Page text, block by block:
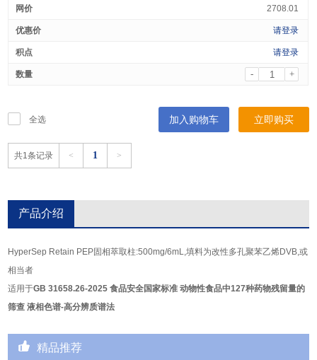
2708.01
请登录
请登录
- +
全选 加入购物车 立即购买
共1条记录 < 1 >
产品介绍
HyperSep Retain PEP固相萃取柱:500mg/6mL,填料为改性多孔聚苯乙烯DVB,或
相当者
适用于GB 31658.26-2025食品安全国家标准 动物性食品中127种药物残留量的
筛查 液相色谱-高分辨质谱法
精品推荐